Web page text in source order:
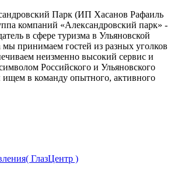
Парк (ИП Хасанов Рафаиль
компаний «Александровский парк» -
в сфере туризма в Ульяновской
мы принимаем гостей из разных уголков
неизменно высокий сервис и
Российского и Ульяновского
в команду опытного, активного
ГлазЦентр )